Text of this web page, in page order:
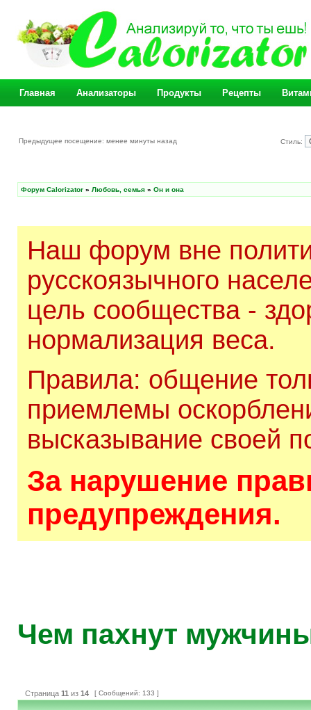
Главная Анализаторы Продукты Рецепты
Предыдущее посещение: менее минуты назад Стиль:
Форум Calorizator » Любовь, семья » Он и она
Наш форум вне
русскоязычного
цель сообщества -
нормализация веса.
Правила: общение
приемлемы
высказывание своей
За нарушение
предупреждения.
Чем пахнут
Страница 11 из 14 [ Сообщений: 133 ]